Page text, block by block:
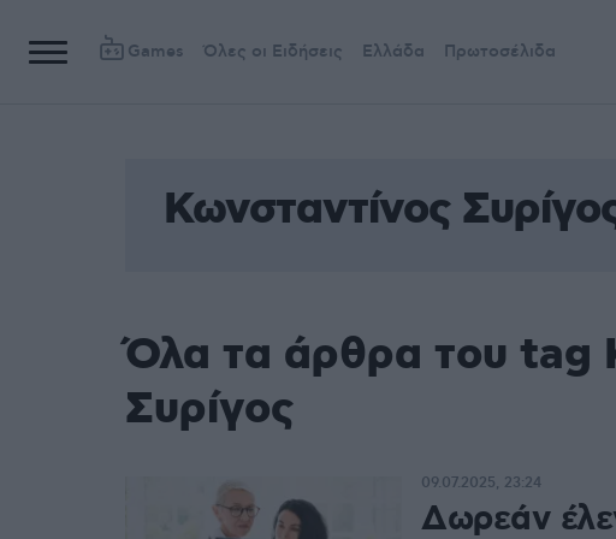
Games Όλες οι Ειδήσεις Ελλάδα Πρωτοσέλιδα
Κωνσταντίνος
Όλα τα άρθρα του tag
Συρίγος
Δωρεάν
09.07.2025, 23:24